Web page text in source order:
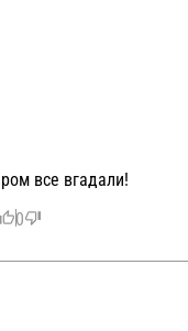
все вгадали!
0